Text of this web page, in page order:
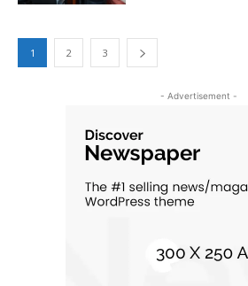
1 2 3
- Advertisement -